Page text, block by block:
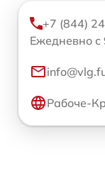
+7 (844)
Ежедневно с
Рабоче-